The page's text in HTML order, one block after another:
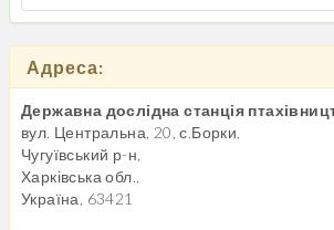
Адреса:
Державна дослідна станція
вул. Центральна, 20, с.Борки,
Чугуївський р-н,
Харківська обл.,
Україна, 63421